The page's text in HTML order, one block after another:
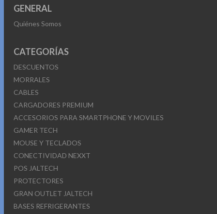
GENERAL
Quiénes Somos
CATEGORÍAS
DESCUENTOS
MORRALES
CABLES
CARGADORES PREMIUM
ACCESORIOS PARA SMARTPHONE Y MOVILES
GAMER TECH
MOUSE Y TECLADOS
CONECTIVIDAD NEXXT
POS JALTECH
PROTECTORES
GRAN OUTLET JALTECH
BASES REFRIGERANTES